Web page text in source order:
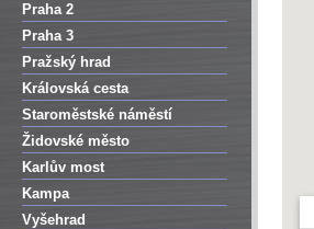
Praha 2
Praha 3
Pražský hrad
Královská cesta
Staroměstské náměstí
Židovské město
Karlův most
Kampa
Vyšehrad